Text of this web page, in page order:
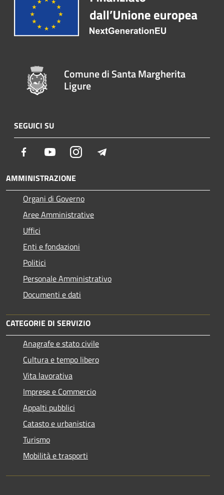
Comune di Santa Margherita
Ligure
SEGUICI SU
Facebook YoutubeInstagram
AMMINISTRAZIONE
Organi di Governo
Aree Amministrative
Uffici
Enti e fondazioni
Politici
Personale Amministrativo
Documenti e dati
CATEGORIE DI SERVIZIO
Anagrafe e stato civile
Cultura e tempo libero
Vita lavorativa
Imprese e Commercio
Appalti pubblici
Catasto e urbanistica
Turismo
Mobilità e trasporti